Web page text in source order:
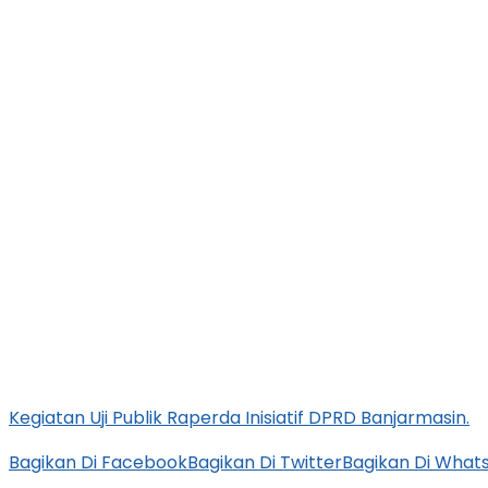
Kegiatan Uji Publik Raperda Inisiatif DPRD Banjarmasin.
Bagikan Di FacebookBagikan Di TwitterBagikan Di